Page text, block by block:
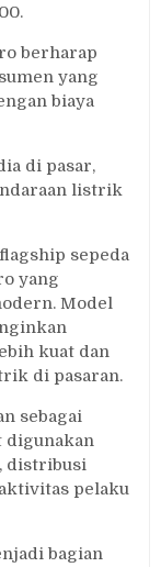
berharap
yang
biaya
di pasar,
listrik
sepeda
yang
Model
kuat dan
di pasaran.
sebagai
distribusi
pelaku
bagian